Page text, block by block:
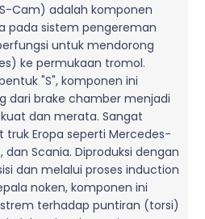
Cam) adalah komponen
pada sistem pengereman
untuk mendorong
ke permukaan tromol.
"S", komponen ini
dari brake chamber menjadi
dan merata. Sangat
Eropa seperti Mercedes-
dan Scania. Diproduksi dengan
dan melalui proses induction
noken, komponen ini
terhadap puntiran (torsi)